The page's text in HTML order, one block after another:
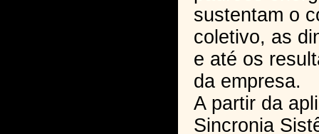
sustentam o
coletivo, as
e até os
da empresa.
A partir da
Sincronia